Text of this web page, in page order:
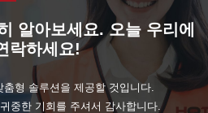
알아보세요. 오늘 우리에
락하세요!
춤형 솔루션을 제공할 것입니다.
중한 기회를 주셔서 감사합니다.